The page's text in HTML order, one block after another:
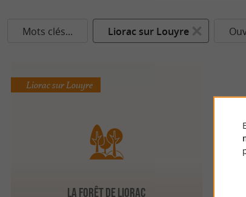
Mots clés... Liorac sur Louyre
La Forêt de Liorac
Liorac sur Louyre